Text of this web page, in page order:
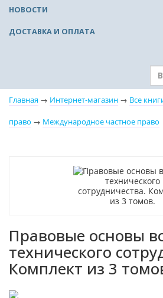
НОВОСТИ
ДОСТАВКА И ОПЛАТА
Главная → Интернет-магазин → Все
право → Международное частное право
–10% (скидка 395 ₽)
Правовые основы
технического
Комплект из 3